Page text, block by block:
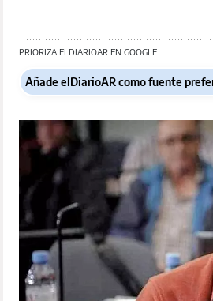
PRIORIZA ELDIARIOAR EN GOOGLE
Añade elDiarioAR como fuente